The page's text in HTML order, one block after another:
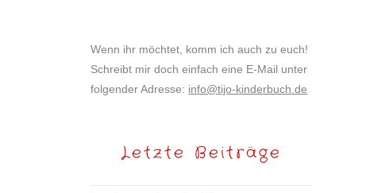
Wenn ihr möchtet, komm ich auch zu euch!
Schreibt mir doch einfach eine E-Mail unter
folgender Adresse: info@tijo-kinderbuch.de
Letzte Beiträge